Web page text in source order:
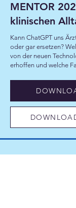
MENTOR
klinischen
Kann ChatGPT uns
oder gar ersetzen?
von der neuen
erhoffen und welche